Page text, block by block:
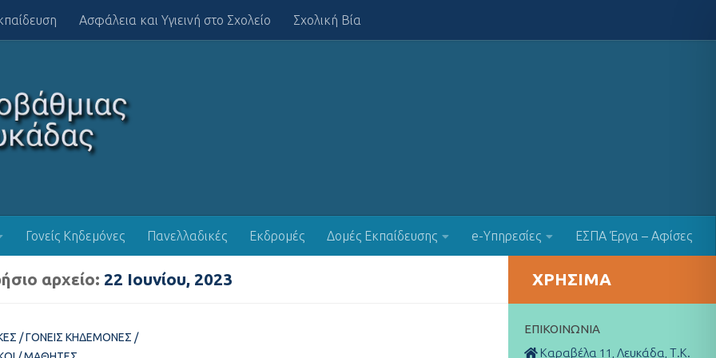
Ασφάλεια και Υγιεινή στο Σχολείο Σχολική Βία
Γονείς Κηδεμόνες Πανελλαδικές Εκδρομές Δομές Εκπαίδευσης e-Υπηρεσίες ΕΣΠΑ Έργα – Αφίσες
αρχείο: 22 Ιουνίου, 2023
/ΓΟΝΕΊΣ ΚΗΔΕΜΌΝΕΣ /
ΧΡΉΣΙΜΑ
ΕΠΙΚΟΙΝΩΝΊΑ
Καραβέλα 11, Λευκάδα, Τ.Κ.